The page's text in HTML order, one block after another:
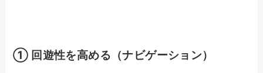
① 回遊性を高める（ナビゲーション）